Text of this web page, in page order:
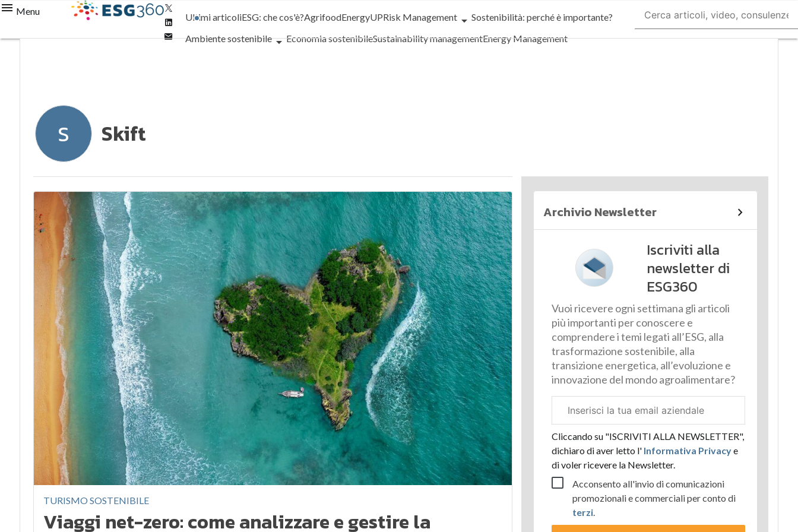
Menu
Linkedin
Email
Ultimi articoliESG: che cos'è?AgrifoodEnergyUPRisk Management
Sostenibilità: perché è importante?
Ambiente sostenibile
Economia sostenibileSustainability managementEnergy Management
S Skift
TURISMO SOSTENIBILE
Viaggi net-zero: come analizzare e gestire la
Archivio Newsletter
Iscriviti alla
newsletter di
ESG360
Vuoi ricevere ogni settimana gli articoli
più importanti per conoscere e
comprendere i temi legati all’ESG, alla
trasformazione sostenibile, alla
transizione energetica, all’evoluzione e
innovazione del mondo agroalimentare?
aziendale
Cliccando su "ISCRIVITI ALLA NEWSLETTER",
dichiaro di aver letto l'Informativa Privacye
di voler ricevere la Newsletter.
Acconsento all'invio di comunicazioni
promozionali e commerciali per conto di
terzi.